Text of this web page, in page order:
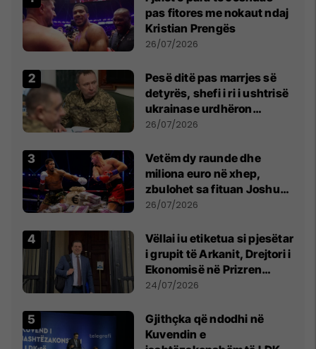
pas fitores me nokaut ndaj
Kristian Prengës
26/07/2026
Pesë ditë pas marrjes së
detyrës, shefi i ri i ushtrisë
ukrainase urdhëron
kontroll të madh
26/07/2026
Vetëm dy raunde dhe
miliona euro në xhep,
zbulohet sa fituan Joshua
e Prenga
26/07/2026
Vëllai iu etiketua si pjesëtar
i grupit të Arkanit, Drejtori i
Ekonomisë në Prizren
mohon pretendimet
24/07/2026
Gjithçka që ndodhi në
Kuvendin e